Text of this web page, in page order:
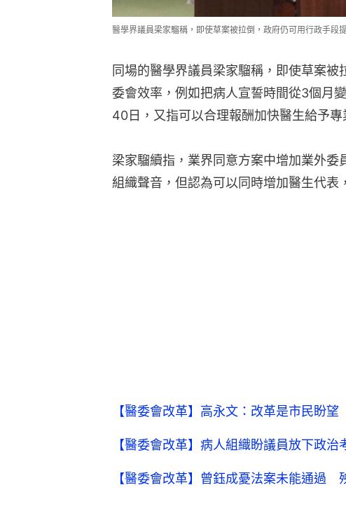
醫學界議員梁家騮稱，即使草案被拉倒，政府仍可用行政手段
同場的醫學界議員梁家騮稱，即使草案
委會效率，例如把病人宣誓時間從3個月
40日，又指可以合理報酬加快醫生給予專
梁家騮續指，業界同意方案中增加業外委
組織聲音，但認為可以同時增加醫生代表
【醫委會改革】高永文：改革是市民盼
【醫委會改革】病人組織盼議員放下政
【醫委會改革】曾鈺成憂法案未能通過